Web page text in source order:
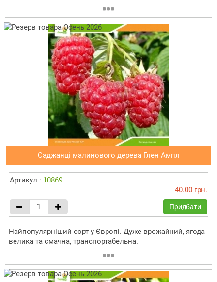
Саджанці малинового дерева Глен Ампл
Артикул : 10869
40.00 грн.
Придбати
Найпопулярніший сорт у Європі. Дуже врожайний, ягода
велика та смачна, транспортабельна.